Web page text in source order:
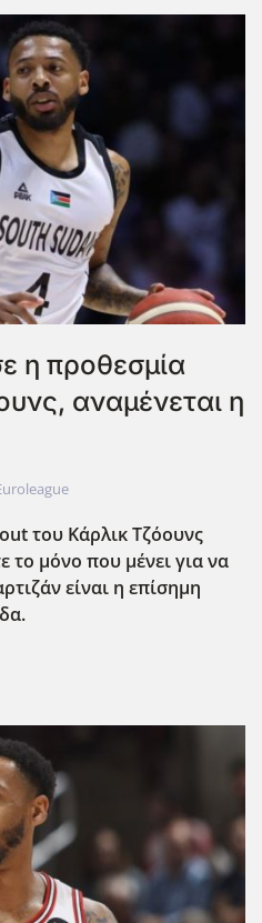
η προθεσμία
αναμένεται η
του Κάρλικ Τζόουνς
το μόνο που μένει για να
είναι η επίσημη